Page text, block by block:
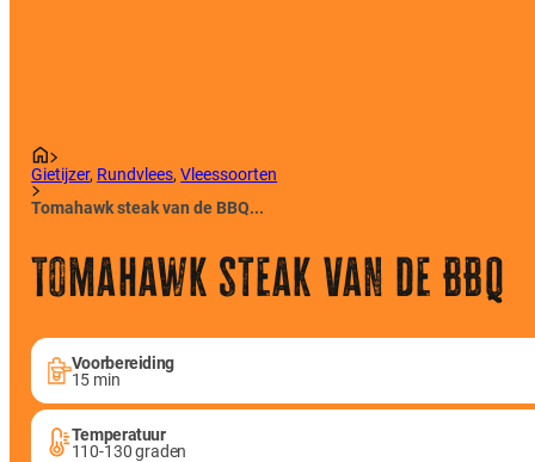
Gietijzer, Rundvlees,Vleessoorten
Tomahawk steak van de BBQ...
Tomahawk steak van de BBQ
Voorbereiding
15 min
Temperatuur
110-130 graden